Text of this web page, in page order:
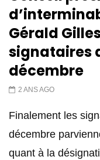
Gérald
signataires
décembre
2 ANS AGO
Finalement les
décembre
quant à la